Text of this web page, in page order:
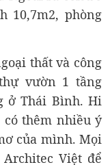
10,7m2, phòng
thất và công
vườn 1 tầng
ở Thái Bình. Hi
có thêm nhiều ý
của mình. Mọi
Việt để